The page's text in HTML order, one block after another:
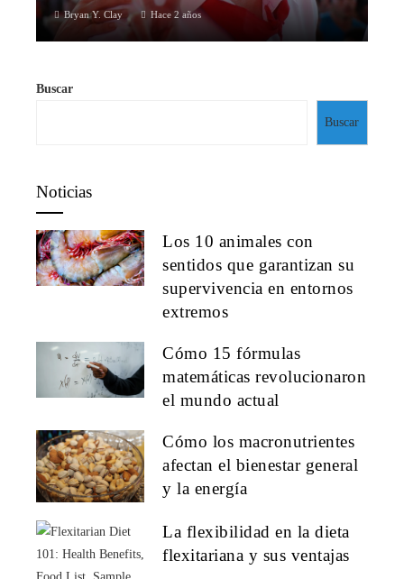
Bryan Y. Clay Hace 2 años
Buscar
Buscar
Noticias
Los 10 animales con
sentidos que garantizan su
supervivencia en entornos
extremos
Cómo 15 fórmulas
matemáticas revolucionaron
el mundo actual
Cómo los macronutrientes
afectan el bienestar general
y la energía
La flexibilidad en la dieta
flexitariana y sus ventajas